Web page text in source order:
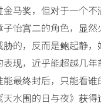
马奖，但对于一个不
子怡宫二的角色，显
的，反而是鲍起静，
表现，近乎能超越几
能最终封后，只能看
水围的日与夜》获